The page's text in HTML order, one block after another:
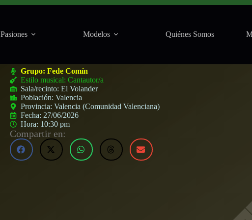
Pasiones Modelos Quiénes Somos
Grupo:Fede Comín
Estilo musical: Cantautor/a
Sala/recinto:El Volander
Población:Valencia
Provincia:Valencia (Comunidad Valenciana)
Fecha: 27/06/2026
Hora: 10:30 pm
Compartir en: